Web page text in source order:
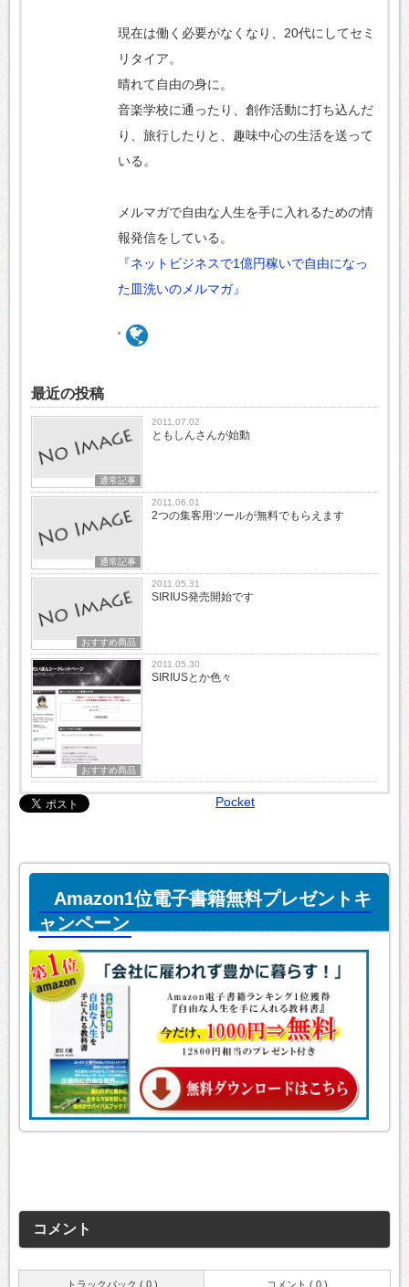
現在は働く必要がなくなり、20代にしてセミ
リタイア。
晴れて自由の身に。
音楽学校に通ったり、創作活動に打ち込んだ
り、旅行したりと、趣味中心の生活を送って
いる。
メルマガで自由な人生を手に入れるための情
報発信をしている。
『ネットビジネスで1億円稼いで自由になっ
た皿洗いのメルマガ』
最近の投稿
通常記事
2011.07.02
ともしんさんが始動
通常記事
2011.06.01
2つの集客用ツールが無料でもらえます
おすすめ商品
2011.05.31
SIRIUS発売開始です
おすすめ商品
2011.05.30
SIRIUSとか色々
Pocket
Amazon1位電子書籍無料プレゼントキ
ャンペーン
コメント
トラックバック ( 0 ) コメント ( 0 )